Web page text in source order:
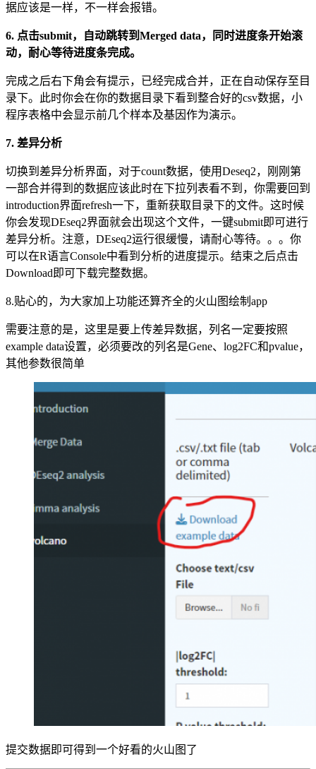
据应该是一样，不一样会报错。
6. 点击submit，自动跳转到Merged data，同时进度条开始滚
动，耐心等待进度条完成。
完成之后右下角会有提示，已经完成合并，正在自动保存至目
录下。此时你会在你的数据目录下看到整合好的csv数据，小
程序表格中会显示前几个样本及基因作为演示。
7. 差异分析
切换到差异分析界面，对于count数据，使用Deseq2，刚刚第
一部合并得到的数据应该此时在下拉列表看不到，你需要回到
introduction界面refresh一下，重新获取目录下的文件。这时候
你会发现DEseq2界面就会出现这个文件，一键submit即可进行
差异分析。注意，DEseq2运行很缓慢，请耐心等待。。。你
可以在R语言Console中看到分析的进度提示。结束之后点击
Download即可下载完整数据。
8.贴心的，为大家加上功能还算齐全的火山图绘制app
需要注意的是，这里是要上传差异数据，列名一定要按照
example data设置，必须要改的列名是Gene、log2FC和pvalue，
其他参数很简单
提交数据即可得到一个好看的火山图了